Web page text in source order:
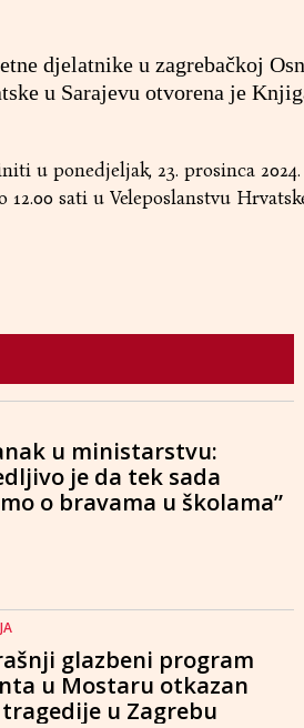
djelatnike u zagrebačkoj
u Sarajevu otvorena je
u ponedjeljak, 23. prosinca 2024.
12.00 sati u Veleposlanstvu
u ministarstvu:
je da tek sada
o bravama u školama”
glazbeni program
u Mostaru otkazan
u Zagrebu